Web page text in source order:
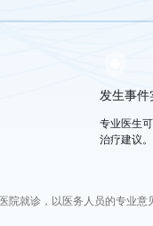
发生事
专业医生
治疗建议。
院就诊，以医务人员的专业意